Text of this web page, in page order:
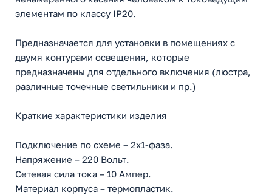
элементам по классу IP20.
Предназначается для установки в помещениях с
двумя контурами освещения, которые
предназначены для отдельного включения (люстра,
различные точечные светильники и пр.)
Краткие характеристики изделия
Подключение по схеме – 2х1-фаза.
Напряжение – 220 Вольт.
Сетевая сила тока – 10 Ампер.
Материал корпуса – термопластик.